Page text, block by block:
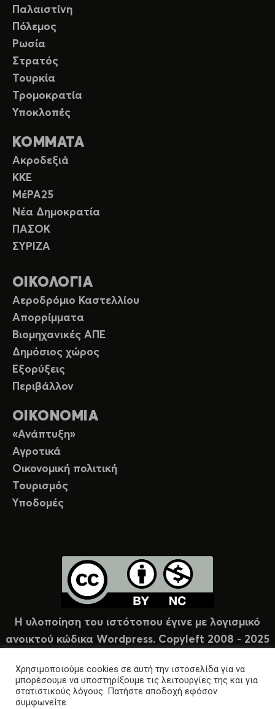
Παλαιστίνη
Πόλεμος
Ρωσία
Στρατός
Τουρκία
Τρομοκρατία
Υποκλοπές
ΚΟΜΜΑΤΑ
Ακροδεξιά
ΚΚΕ
ΜέΡΑ25
Νέα Δημοκρατία
ΠΑΣΟΚ
ΣΥΡΙΖΑ
ΟΙΚΟΛΟΓΙΑ
Αεροδρόμιο Καστελλίου
Απορρίμματα
Βιομηχανικές ΑΠΕ
Δημόσιος χώρος
Εξορύξεις
Περιβάλλον
ΟΙΚΟΝΟΜΙΑ
«Ανάπτυξη»
Αγροτικά
Οικονομική πολιτική
Τουρισμός
Υποδομές
Η υλοποίηση του ιστότοπου έγινε με λογισμικό
ανοικτού κώδικα Wordpress. Copyleft 2008 - 2025
Χρησιμοποιούμε cookies σε αυτή την ιστοσελίδα για να
μπορέσουμε να υποστηρίξουμε τις λειτουργίες της και για
στατιστικούς λόγους. Πατήστε αποδοχή εφόσον
συμφωνείτε.